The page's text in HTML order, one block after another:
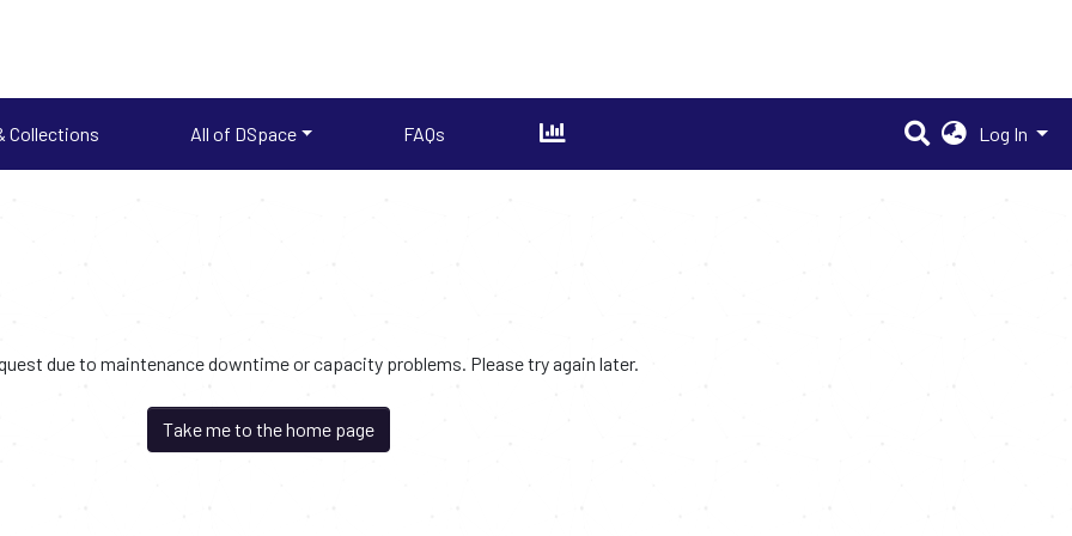
Collections All of DSpace FAQs Log In
due to maintenance downtime or capacity problems. Please try again later.
Take me to the home page